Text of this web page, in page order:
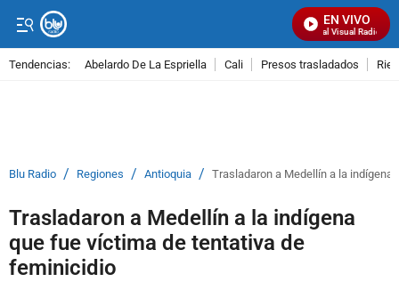
EN VIVO
Señal Visual Radio
Tendencias: Abelardo De La Espriella Cali Presos trasladados
Blu Radio / Regiones / Antioquia / Trasladaron a Medellín a la
Trasladaron a Medellín a la indígena
que fue víctima de tentativa de
feminicidio